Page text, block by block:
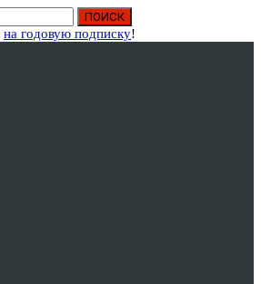
на годовую подписку!